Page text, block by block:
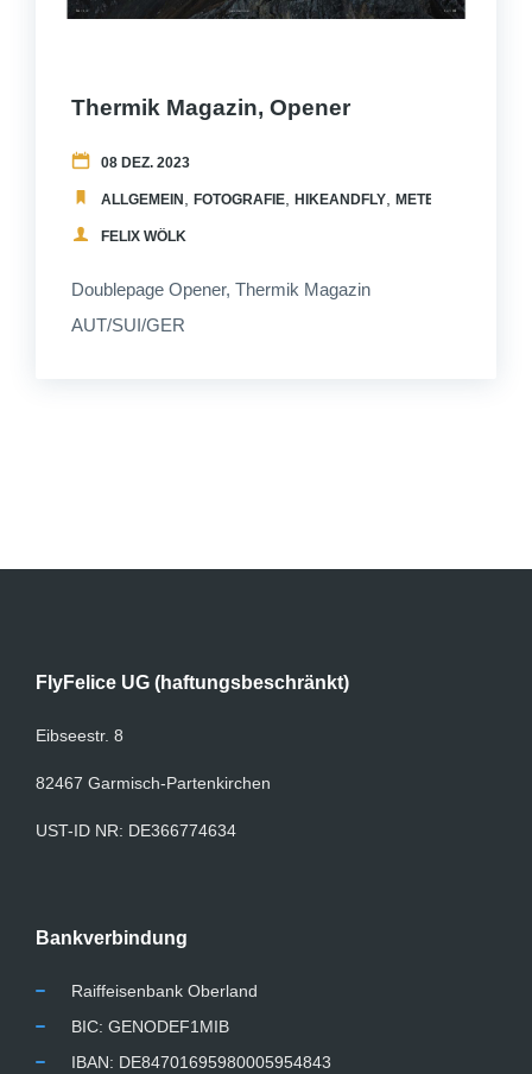
Thermik Magazin, Opener
08 DEZ. 2023
ALLGEMEIN FOTOGRAFIE HIKEANDFLY METEO
FELIX WÖLK
Doublepage Opener, Thermik Magazin
AUT/SUI/GER
FlyFelice UG (haftungsbeschränkt)
Eibseestr. 8
82467 Garmisch-Partenkirchen
UST-ID NR: DE366774634
Bankverbindung
Raiffeisenbank Oberland
BIC: GENODEF1MIB
IBAN: DE84701695980005954843